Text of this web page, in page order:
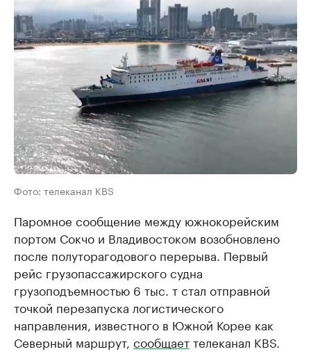
Фото: телеканал KBS
Паромное сообщение между южнокорейским
портом Сокчо и Владивостоком возобновлено
после полуторагодового перерыва. Первый
рейс грузопассажирского судна
грузоподъемностью 6 тыс. т стал отправной
точкой перезапуска логистического
направления, известного в Южной Корее как
Северный маршрут, сообщаеттелеканал KBS.